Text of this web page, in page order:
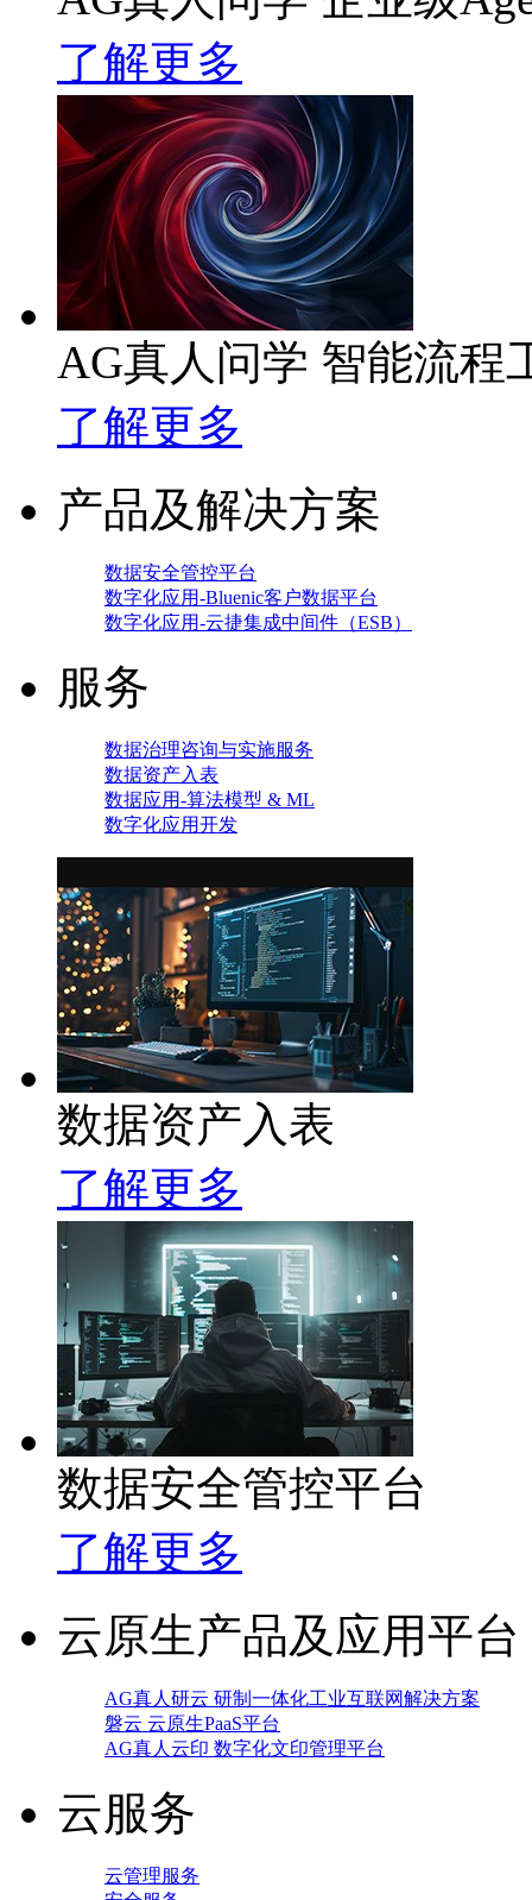
了解更多
AG真人问学 智能流程
了解更多
产品及解决方案
数据安全管控平台
数字化应用-Bluenic客户数据平台
数字化应用-云捷集成中间件（ESB）
服务
数据治理咨询与实施服务
数据资产入表
数据应用-算法模型 & ML
数字化应用开发
数据资产入表
了解更多
数据安全管控平台
了解更多
云原生产品及应用平台
AG真人研云 研制一体化工业互联网解决方案
磐云 云原生PaaS平台
AG真人云印 数字化文印管理平台
云服务
云管理服务